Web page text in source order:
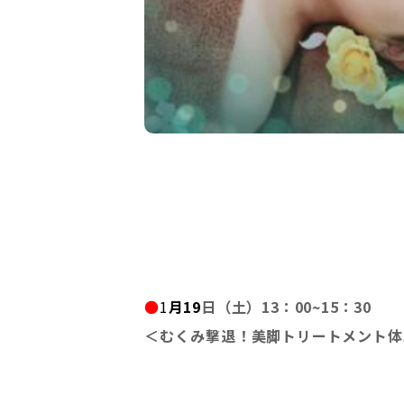
●1月19日（土）13：00~15：30
＜むくみ撃退！美脚トリートメント